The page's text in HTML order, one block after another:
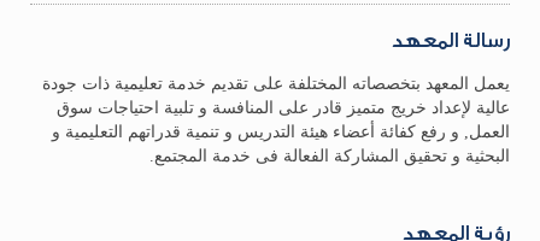
رسالة المعهد
يعمل المعهد بتخصصاته المختلفة على تقديم خدمة تعليمية ذات جودة
عالية لإعداد خريج متميز قادر على المنافسة و تلبية احتياجات سوق
العمل, و رفع كفائة أعضاء هيئة التدريس و تنمية قدراتهم التعليمية و
البحثية و تحقيق المشاركة الفعالة فى خدمة المجتمع.
رؤية المعهد